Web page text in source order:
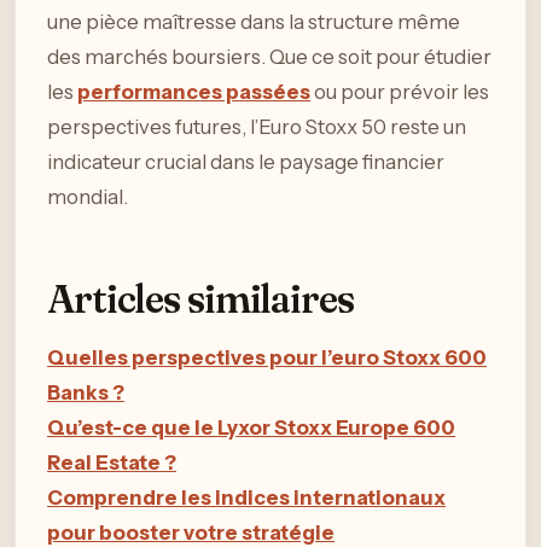
une pièce maîtresse dans la structure même
des marchés boursiers. Que ce soit pour étudier
les performances passéesou pour prévoir les
perspectives futures, l’Euro Stoxx 50 reste un
indicateur crucial dans le paysage financier
mondial.
Articles similaires
Quelles perspectives pour l’euro Stoxx 600
Banks ?
Qu’est-ce que le Lyxor Stoxx Europe 600
Real Estate ?
Comprendre les indices internationaux
pour booster votre stratégie